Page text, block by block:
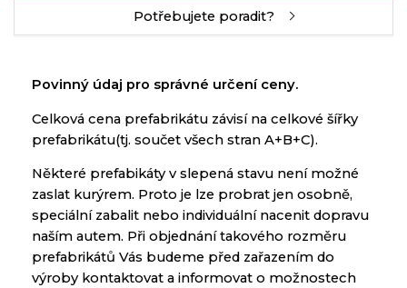
Potřebujete poradit?
Povinný údaj pro správné určení ceny.
Celková cena prefabrikátu závisí na celkové šířky
prefabrikátu(tj. součet všech stran A+B+C).
Některé prefabikáty v slepená stavu není možné
zaslat kurýrem. Proto je lze probrat jen osobně,
speciální zabalit nebo individuální nacenit dopravu
naším autem. Při objednání takového rozměru
prefabrikátů Vás budeme před zařazením do
výroby kontaktovat a informovat o možnostech